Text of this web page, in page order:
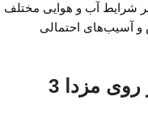
شرایط آب و هوایی مختلف
و آسیب‌های احتمالی
مزدا 3